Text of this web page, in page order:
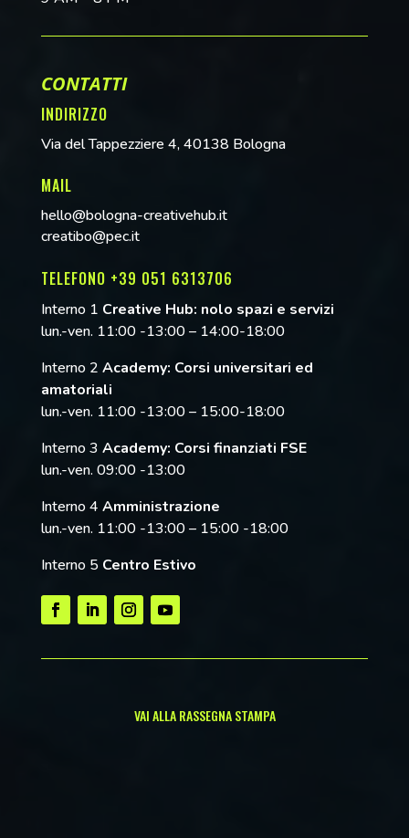
CONTATTI
INDIRIZZO
Via del Tappezziere 4, 40138 Bologna
MAIL
hello@bologna-creativehub.it
creatibo@pec.it
TELEFONO +39 051 6313706
Interno 1 Creative Hub: nolo spazi e servizi
lun.-ven. 11:00 -13:00 – 14:00-18:00
Interno 2 Academy: Corsi universitari ed
amatoriali
lun.-ven. 11:00 -13:00 – 15:00-18:00
Interno 3 Academy: Corsi finanziati FSE
lun.-ven. 09:00 -13:00
Interno 4 Amministrazione
lun.-ven. 11:00 -13:00 – 15:00 -18:00
Interno 5 Centro Estivo
VAI ALLA RASSEGNA STAMPA